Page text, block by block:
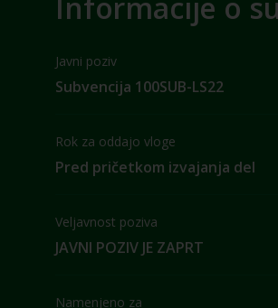
Javni poziv
Subvencija 100SUB-LS22
Rok za oddajo vloge
Pred pričetkom izvajanja del
Veljavnost poziva
JAVNI POZIV JE ZAPRT
Namenjeno za